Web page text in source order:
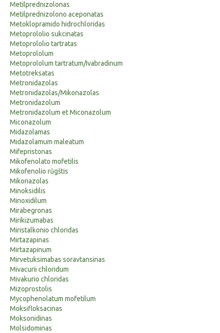
Metilprednizolonas
Metilprednizolono aceponatas
Metoklopramido hidrochloridas
Metoprololio sukcinatas
Metoprololio tartratas
Metoprololum
Metoprololum tartratum/Ivabradinum
Metotreksatas
Metronidazolas
Metronidazolas/Mikonazolas
Metronidazolum
Metronidazolum et Miconazolum
Miconazolum
Midazolamas
Midazolamum maleatum
Mifepristonas
Mikofenolato mofetilis
Mikofenolio rūgštis
Mikonazolas
Minoksidilis
Minoxidilum
Mirabegronas
Mirikizumabas
Miristalkonio chloridas
Mirtazapinas
Mirtazapinum
Mirvetuksimabas soravtansinas
Mivacurii chloridum
Mivakurio chloridas
Mizoprostolis
Mycophenolatum mofetilum
Moksifloksacinas
Moksonidinas
Molsidominas